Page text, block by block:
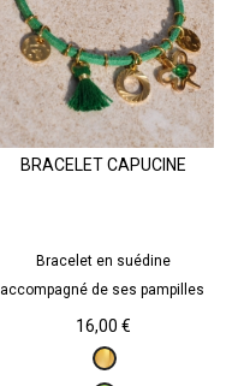
BRACELET CAPUCINE
Bracelet en suédine
accompagné de ses pampilles
Prix
16,00 €
Doré